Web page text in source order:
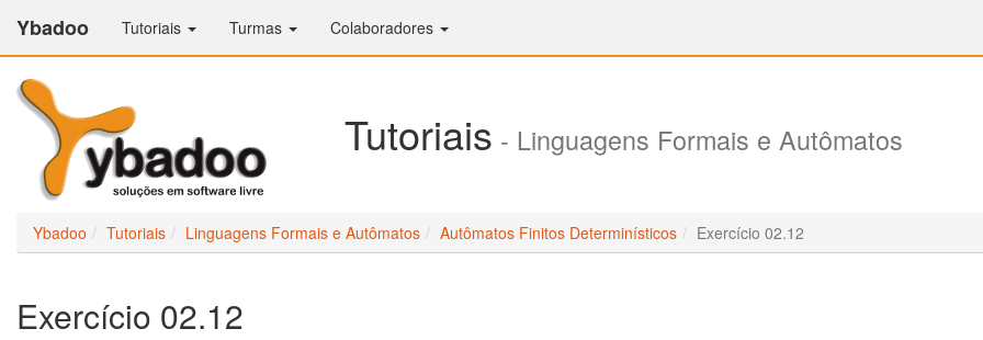
Ybadoo Tutoriais Turmas Colaboradores
Tutoriais - Linguagens Formais e Autômatos
Ybadoo Tutoriais Linguagens Formais e Autômatos Autômatos Finitos Determinísticos Exercício 02.12
Exercício 02.12